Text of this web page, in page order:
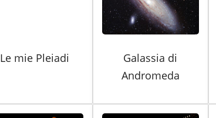
Le mie Pleiadi
Galassia di
Andromeda